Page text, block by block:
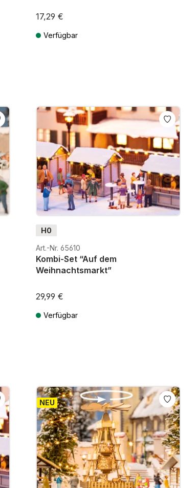
17,29 €
Verfügbar
H0
Art.-Nr. 65610
Kombi-Set “Auf dem
Weihnachtsmarkt”
29,99 €
Verfügbar
NEU